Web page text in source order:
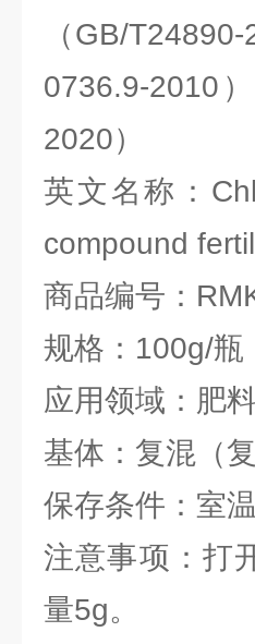
（GB/
0736.9-2010
2020）
英文名称：
compound
商品编号：
规格：100g/瓶
应用领域：肥
基体：复混（
保存条件：室
注意事项：打
量5g。